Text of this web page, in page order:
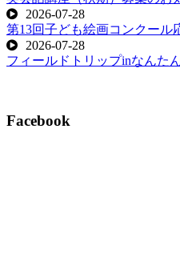
2026-07-28
第13回子ども絵画コンクール
2026-07-28
フィールドトリップinなん
Facebook